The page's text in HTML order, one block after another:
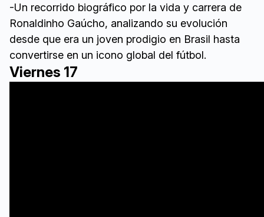
-Un recorrido biográfico por la vida y carrera de
Ronaldinho Gaúcho, analizando su evolución
desde que era un joven prodigio en Brasil hasta
convertirse en un icono global del fútbol.
Viernes 17